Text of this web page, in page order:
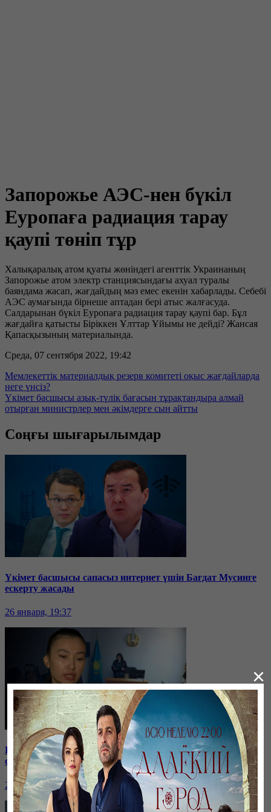
Запорожье АЭС-нен бүкіл
Еуропаға радиация тарау
қаупі төніп тұр
Халықаралық атом қуаты жөніндегі агенттік Украинаның
Запорожье атом электр станциясындағы ахуал туралы
баяндама жасап, жағдайдың мәз емес екенін хабарлады. Себебі
АЭС аумағында бірнеше аптадан бері атыс жалғасуда.
Салдарынан бүкіл Еуропаға радиация тарау қаупі бар. Бұл
жағдайға қатысты Біріккен Ұлттар Ұйымы не дейді? Жансая
Қапасқызының материалында.
Среда, 07 сентября 2022, 19:42
Мемлекеттік материалдық резерв комитеті оқыс жағдайларда
неге үнсіз?
Үкімет басшысы азық-түлік бағасын тұрақтандыра алмай
отырған министрлер мен әкімдерге сын айтты
Соңғы шығарылымдар
Үкімет басшысы сапасыз интернет үшін Бағдат Мусинге
ескерту жасады
26 января, 19:37
Бірнеше отбасын алдаған туристік фирма директоры
сотталып жатыр
26 января, 19:36
×